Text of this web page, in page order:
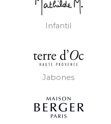
Infantil
Jabones